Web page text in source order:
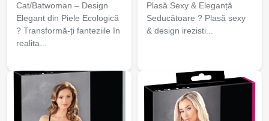
Cat/Batwoman – Design
Elegant din Piele Ecologică
? Transformă-ți fanteziile în
realita...
Plasă Sexy & Eleganță
Seducătoare ? Plasă sexy
& design irezisti...